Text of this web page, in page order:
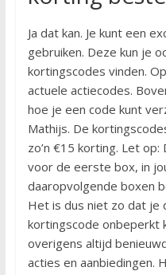
Ja dat kan. Je kunt een
gebruiken. Deze kun je
kortingscodes vinden.
actuele actiecodes.
hoe je een code kunt
Mathijs. De
zo’n €15 korting. Let
voor de eerste box, in
daaropvolgende boxen
Het is dus niet zo dat je
kortingscode onbeperkt
overigens altijd
acties en aanbiedingen.